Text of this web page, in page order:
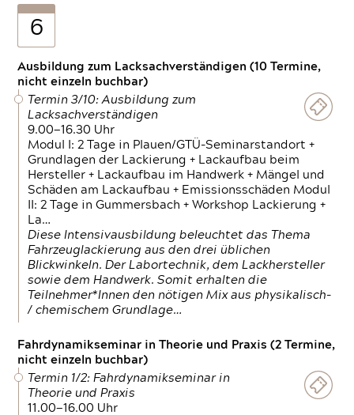
6
Ausbildung zum Lacksachverständigen (10 Termine,
nicht einzeln buchbar)
Termin 3/10: Ausbildung zum
Lacksachverständigen
9.00—16.30 Uhr
Modul I: 2 Tage in Plauen/GTÜ-Seminarstandort +
Grundlagen der Lackierung + Lackaufbau beim
Hersteller + Lackaufbau im Handwerk + Mängel und
Schäden am Lackaufbau + Emissionsschäden Modul
II: 2 Tage in Gummersbach + Workshop Lackierung +
La…
Diese Intensivausbildung beleuchtet das Thema
Fahrzeuglackierung aus den drei üblichen
Blickwinkeln. Der Labortechnik, dem Lackhersteller
sowie dem Handwerk. Somit erhalten die
Teilnehmer*Innen den nötigen Mix aus physikalisch-
/ chemischem Grundlage…
Fahrdynamikseminar in Theorie und Praxis (2 Termine,
nicht einzeln buchbar)
Termin 1/2: Fahrdynamikseminar in
Theorie und Praxis
11.00—16.00 Uhr